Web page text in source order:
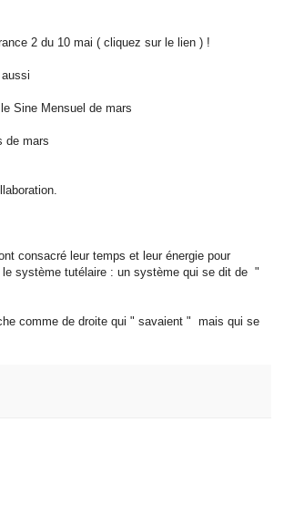
2 du 10 mai ( cliquez sur le lien ) !
Sine Mensuel de mars
de mars
consacré leur temps et leur énergie pour
système tutélaire : un système qui se dit de "
comme de droite qui " savaient " mais qui se